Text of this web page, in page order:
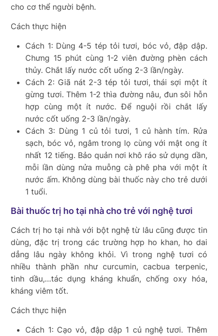
cho cơ thể người bệnh.
Cách thực hiện
Cách 1: Dùng 4-5 tép tỏi tươi, bóc vỏ, đập dập.
Chưng 15 phút cùng 1-2 viên đường phèn cách
thủy. Chắt lấy nước cốt uống 2-3 lần/ngày.
Cách 2: Giã nát 2-3 tép tỏi tươi, thái sợi một ít
gừng tươi. Thêm 1-2 thìa đường nâu, đun sôi hỗn
hợp cùng một ít nước. Để nguội rồi chắt lấy
nước cốt uống 2-3 lần/ngày.
Cách 3: Dùng 1 củ tỏi tươi, 1 củ hành tím. Rửa
sạch, bóc vỏ, ngâm trong lọ cùng với mật ong ít
nhất 12 tiếng. Bảo quản nơi khô ráo sử dụng dần,
mỗi lần dùng nửa muỗng cà phê pha với một ít
nước ấm. Không dùng bài thuốc này cho trẻ dưới
1 tuổi.
Bài thuốc trị ho tại nhà cho trẻ với nghệ tươi
Cách trị ho tại nhà với bột nghệ từ lâu cũng được tin
dùng, đặc trị trong các trường hợp ho khan, ho dai
dẳng lâu ngày không khỏi. Vì trong nghệ tươi có
nhiều thành phần như curcumin, cacbua terpenic,
tinh dầu,…tác dụng kháng khuẩn, chống oxy hóa,
kháng viêm tốt.
Cách thực hiện
Cách 1: Cạo vỏ, đập dập 1 củ nghệ tươi. Thêm